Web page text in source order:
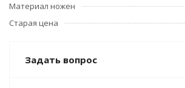
Материал ножен
Старая цена
Задать вопрос